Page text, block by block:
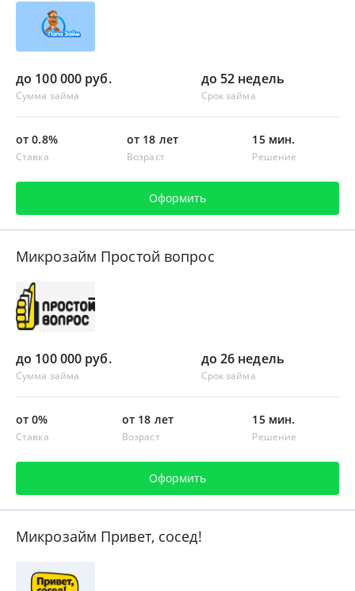
до 100 000 руб.
Сумма займа
до 52 недель
Срок займа
от 0.8%
Ставка
от 18 лет
Возраст
15 мин.
Решение
Оформить
Микрозайм Простой вопрос
до 100 000 руб.
Сумма займа
до 26 недель
Срок займа
от 0%
Ставка
от 18 лет
Возраст
15 мин.
Решение
Оформить
Микрозайм Привет, сосед!